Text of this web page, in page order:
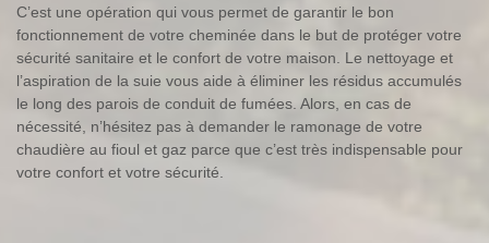
C’est une opération qui vous permet de garantir le bon
fonctionnement de votre cheminée dans le but de protéger votre
sécurité sanitaire et le confort de votre maison. Le nettoyage et
l’aspiration de la suie vous aide à éliminer les résidus accumulés
le long des parois de conduit de fumées. Alors, en cas de
nécessité, n’hésitez pas à demander le ramonage de votre
chaudière au fioul et gaz parce que c’est très indispensable pour
votre confort et votre sécurité.